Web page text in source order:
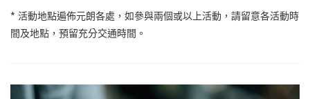
* 活動地點遍佈元朗各處，如參與兩個或以上活動，請留意各活動時
間及地點，預留充分交通時間。